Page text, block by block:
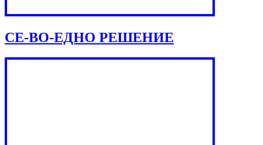
СЕ-ВО-ЕДНО РЕШЕНИЕ